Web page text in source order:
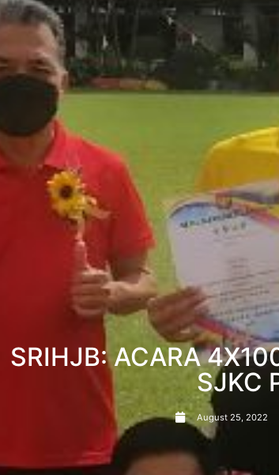
SRIHJB: ACARA
SJKC
August 25, 2022